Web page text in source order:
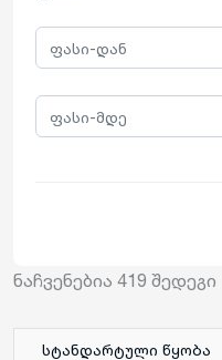
ნაჩვენებია 419 შედეგი
სტანდარტული წყობა